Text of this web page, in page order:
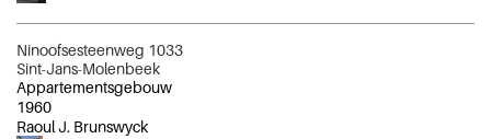
Ninoofsesteenweg 1033
Sint-Jans-Molenbeek
Appartementsgebouw
1960
Raoul J. Brunswyck